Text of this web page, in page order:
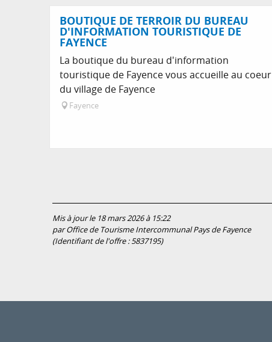
BOUTIQUE DE TERROIR DU BUREAU
D'INFORMATION TOURISTIQUE DE
FAYENCE
La boutique du bureau d'information
touristique de Fayence vous accueille au coeur
du village de Fayence
Fayence
Mis à jour le 18 mars 2026 à 15:22
par Office de Tourisme Intercommunal Pays de Fayence
(Identifiant de l'offre :5837195)